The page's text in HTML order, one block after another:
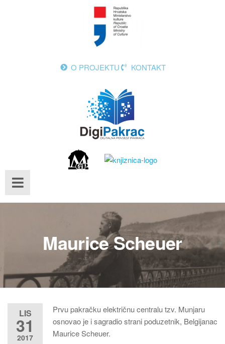
O PROJEKTU KONTAKT
Maurice Scheuer
LIS
31
2017
Prvu pakračku električnu centralu tzv. Munjaru
osnovao je i sagradio strani poduzetnik, Belgijanac
Maurice Scheuer.